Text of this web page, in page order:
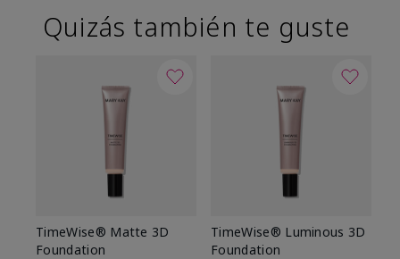
Quizás también te guste
TimeWise® Matte 3D
Foundation
TimeWise® Luminous 3D
Foundation